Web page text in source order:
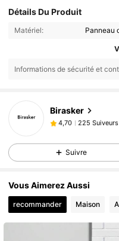
Détails Du Produit
Matériel: Panneau
Informations de sécurité et
Birasker
4,70
p***7est en train
Suivre
Vous Aimerez Aussi
recommander Maison